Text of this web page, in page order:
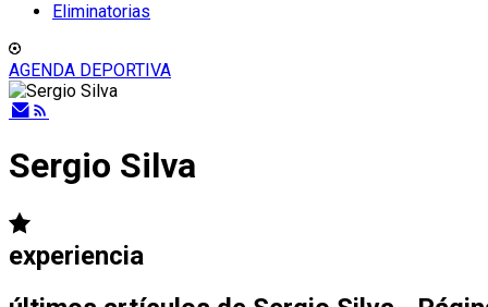
Eliminatorias
AGENDA DEPORTIVA
Sergio Silva
experiencia